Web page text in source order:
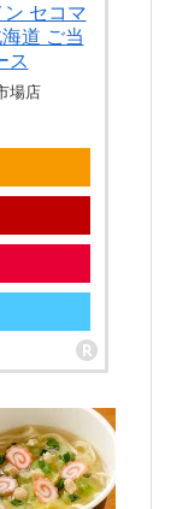
セコマ
道 ご当
ス
場店